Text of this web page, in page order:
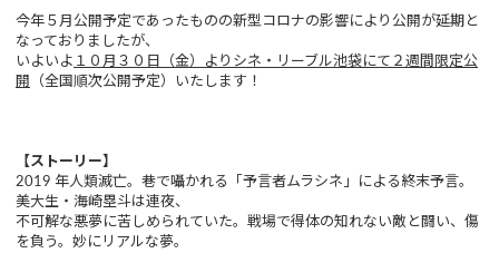
今年５月公開予定であったものの新型コロナの影響により公開が延期と
なっておりましたが、
いよいよ １０月３０日（金）よりシネ・リーブル池袋にて２週間限定公
開
（全国順次公開予定）いたします！
【ストーリー】
2019 年人類滅亡。巷で囁かれる「予言者ムラシネ」による終末予言。
美大生・海崎塁斗は連夜、
不可解な悪夢に苦しめられていた。戦場で得体の知れない敵と闘い、傷
を負う。妙にリアルな夢。